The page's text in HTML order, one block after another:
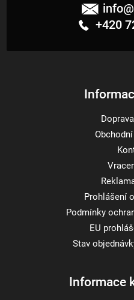
info@
+420
Prohlášení
Podmínky
EU
Stav
Informace